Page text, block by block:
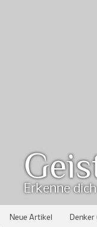
Neue Artikel Denker
Erkenne